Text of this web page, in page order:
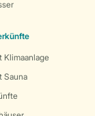
Klimaanlage
Sauna